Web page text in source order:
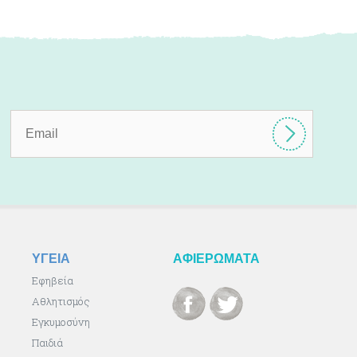
ΥΓΕΙΑ
Εφηβεία
Αθλητισμός
Εγκυμοσύνη
Παιδιά
ΑΦΙΕΡΩΜΑΤΑ